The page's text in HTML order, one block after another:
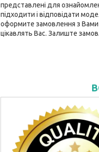
представлені для
підходити і відповідати
оформите замовлення з Вами
цікавлять Вас. Залиште